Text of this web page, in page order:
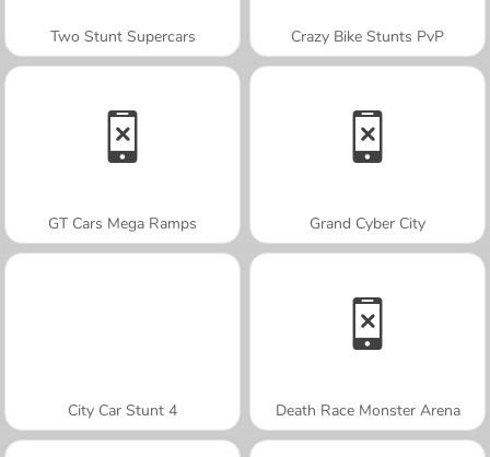
Two Stunt Supercars Crazy Bike Stunts PvP
GT Cars Mega Ramps Grand Cyber City
City Car Stunt 4 Death Race Monster Arena